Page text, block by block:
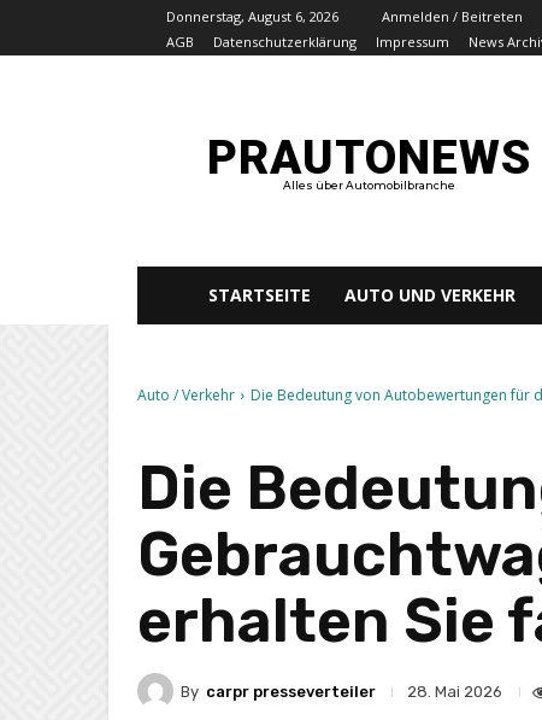
Donnerstag, August 6, 2026
Anmelden / Beitreten
AGB
Datenschutzerklärung Impressum News
PRAUTONEWS
Alles über Automobilbranche
STARTSEITE AUTO UND VERKEHR
Auto / Verkehr Die Bedeutung von Autobewertungen für
Die
erhalten Sie
By carpr presseverteiler 28. Mai 2026